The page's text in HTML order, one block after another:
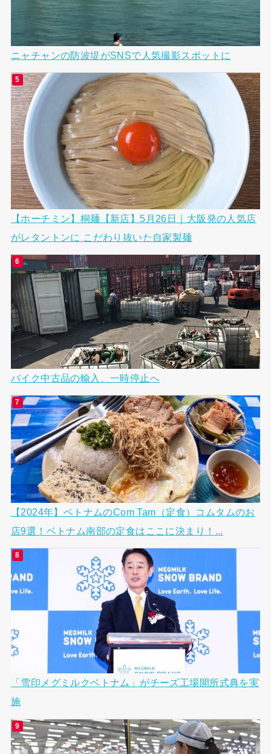
ニャチャンの防波堤がSNSで人気撮影スポットに
【ホーチミン】桐麺【新店】5月26日｜大阪発の人気店
がレタントンに こだわり抜いた自家製麺
バイク中古品の輸入、一時停止へ
【2024年】ベトナムのCom Tam（定食）コムタムのお
店9選！ベトナム南部の定食はここに決まり！...
「雪印メグミルクベトナム」がチーズ工場開所式典を実
施